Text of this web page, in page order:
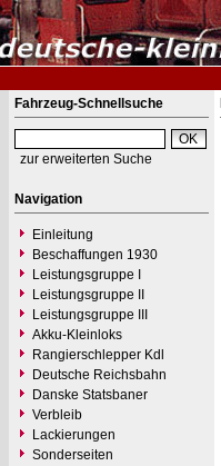
Fahrzeug-Schnellsuche
zur erweiterten Suche
Navigation
Einleitung
Beschaffungen 1930
Leistungsgruppe I
Leistungsgruppe II
Leistungsgruppe III
Akku-Kleinloks
Rangierschlepper Kdl
Deutsche Reichsbahn
Danske Statsbaner
Verbleib
Lackierungen
Sonderseiten